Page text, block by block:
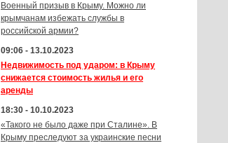
Военный призыв в Крыму. Можно ли
крымчанам избежать службы в
российской армии?
09:06 - 13.10.2023
Недвижимость под ударом: в Крыму
снижается стоимость жилья и его
аренды
18:30 - 10.10.2023
«Такого не было даже при Сталине». В
Крыму преследуют за украинские песни